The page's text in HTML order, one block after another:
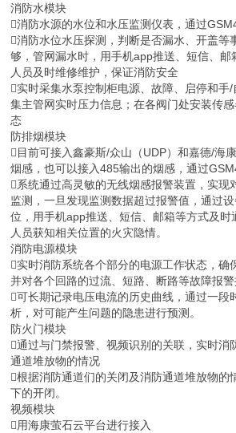
消防水模块
消防水源的水位和水压监测仪表，通过
消防水位水压探测，判断是否漏水、开盖等
够，管网漏水时，用手机app推送、短信、邮
人员及时维修维护，保证消防安全
实时采集水泵控制柜电源、故障、启停和手
集主管网实时压力信息；在各阀门处安装传
态
防排烟模块
目前可接入鑫豪斯/众山（UDP）和嘉德/海
烟感，也可以接入485输出的烟感，通过
系统通过高灵敏的无线烟感报警装置，实现
监测，一旦发现监测数据超过报警值，通过
位，用手机app推送、短信、邮箱等方式及时
人员获知相关位置的火灾隐情。
消防电源模块
实时消防系统各个部分的电源工作状态，确
并对各个回路的过流、短路、断路等故障报
可长期记录电压电流的历史曲线，通过一段
析，对可能产生问题的隐患进行预测。
防火门模块
通过与门禁报警、视频识别的关联，实时消
通道堆放物的情况
根据消防通道们的关闭及消防通道堆放物的
下的开闭。
视频模块
用海康萤石云平台进行接入